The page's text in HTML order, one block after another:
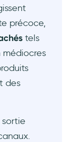
fiables ?
sortie ?
précoce,
tels
des